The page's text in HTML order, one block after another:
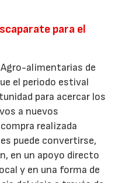
para el
alimentarias de
el periodo estival
para acercar los
a nuevos
realizada
puede convertirse,
en un apoyo directo
y en una forma de